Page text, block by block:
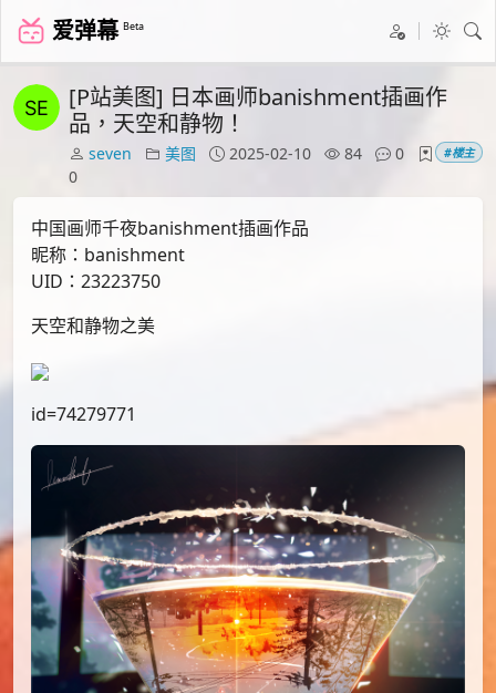
爱弹幕 Beta
[P站美图] 日本画师banishment插画作
品，天空和静物！
seven 美图 2025-02-10 84
0
0
#楼主
中国画师千夜banishment插画作品
昵称：banishment
UID：23223750
天空和静物之美
id=74279771